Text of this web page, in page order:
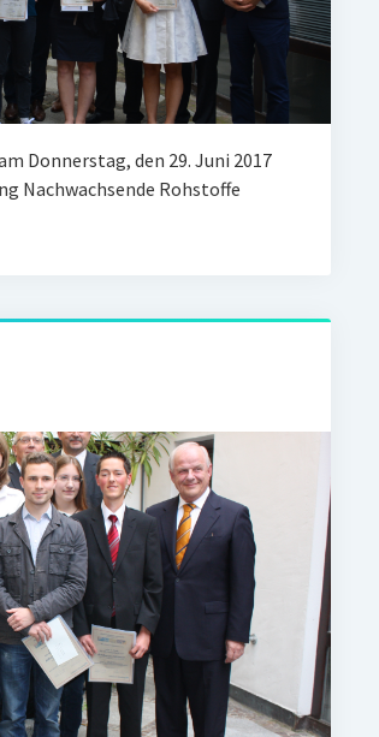
Donnerstag, den 29. Juni 2017
Nachwachsende Rohstoffe